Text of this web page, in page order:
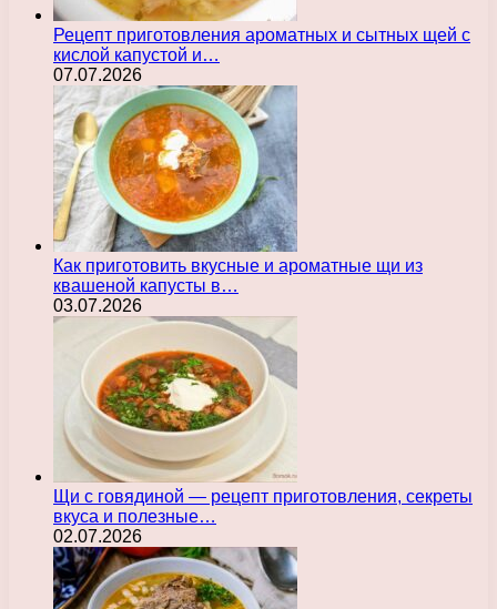
Рецепт приготовления ароматных и сытных щей с
кислой капустой и…
07.07.2026
Как приготовить вкусные и ароматные щи из
квашеной капусты в…
03.07.2026
Щи с говядиной — рецепт приготовления, секреты
вкуса и полезные…
02.07.2026